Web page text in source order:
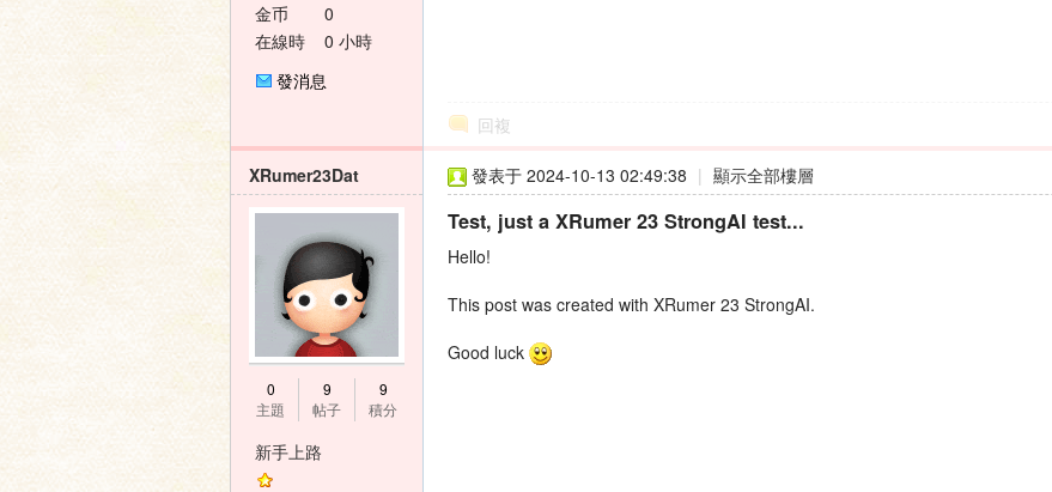
金币
0
在線時
0 小時
發消息
回複
XRumer23Dat
0
主題
9
帖子
9
積分
新手上路
發表于 2024-10-13 02:49:38 | 顯示全部樓層
Test, just a XRumer 23 StrongAI test...
Hello!
This post was created with XRumer 23 StrongAI.
Good luck